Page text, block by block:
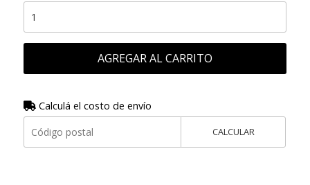
AGREGAR AL CARRITO
Calculá el costo de envío
CALCULAR